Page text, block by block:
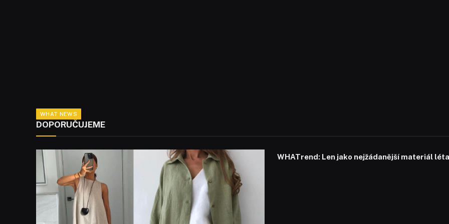
WHAT NEWS
DOPORUČUJEME
WHATrend: Len jako nejžádanější materiál léta